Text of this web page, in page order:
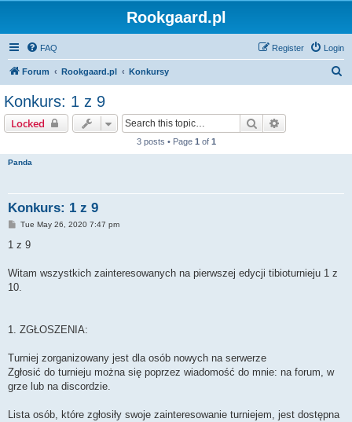
Rookgaard.pl
FAQ Login
Register
Forum Rookgaard.pl Konkursy
Konkurs: 1 z 9
Locked Search
3 posts • Page 1 of 1
Panda
Konkurs: 1 z 9
P
s
Tue May 26, 2020 7:47 pm
1 z 9
Witam wszystkich zainteresowanych na pierwszej edycji tibioturnieju 1 z
10.
1. ZGŁOSZENIA:
Turniej zorganizowany jest dla osób nowych na serwerze
Zgłosić do turnieju można się poprzez wiadomość do mnie: na forum, w
grze lub na discordzie.
Lista osób, które zgłosiły swoje zainteresowanie turniejem, jest dostępna